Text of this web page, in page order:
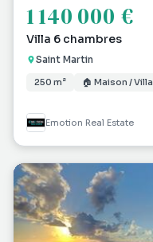
1 140 000 €
Villa 6 chambres
Saint Martin
250 m² 🏠 Maison / Villa
Emotion Real Estate